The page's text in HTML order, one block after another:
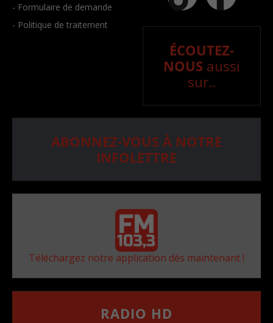
- Formulaire de demande
- Politique de traitement
ÉCOUTEZ-
NOUS aussi
sur..
ABONNEZ-VOUS À NOTRE
INFOLETTRE
Téléchargez notre application dès maintenant !
RADIO HD